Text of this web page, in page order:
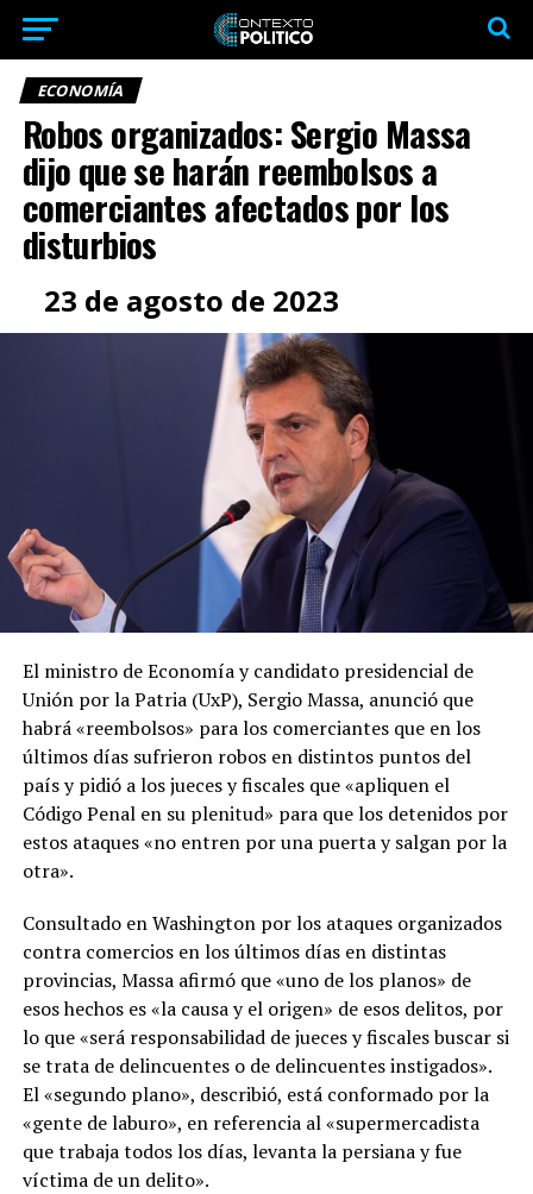
ECONOMÍA
Robos organizados: Sergio Massa
dijo que se harán reembolsos a
comerciantes afectados por los
disturbios
23 de agosto de 2023
El ministro de Economía y candidato presidencial de
Unión por la Patria (UxP), Sergio Massa, anunció que
habrá «reembolsos» para los comerciantes que en los
últimos días sufrieron robos en distintos puntos del
país y pidió a los jueces y fiscales que «apliquen el
Código Penal en su plenitud» para que los detenidos por
estos ataques «no entren por una puerta y salgan por la
otra».
Consultado en Washington por los ataques organizados
contra comercios en los últimos días en distintas
provincias, Massa afirmó que «uno de los planos» de
esos hechos es «la causa y el origen» de esos delitos, por
lo que «será responsabilidad de jueces y fiscales buscar si
se trata de delincuentes o de delincuentes instigados».
El «segundo plano», describió, está conformado por la
«gente de laburo», en referencia al «supermercadista
que trabaja todos los días, levanta la persiana y fue
víctima de un delito».